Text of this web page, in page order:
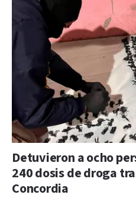
Detuvieron a ocho
240 dosis de droga
Concordia